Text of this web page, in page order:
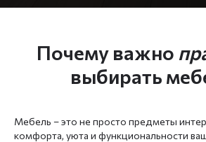
Почему важно
выбирать
Мебель – это не просто предметы
комфорта, уюта и функциональности